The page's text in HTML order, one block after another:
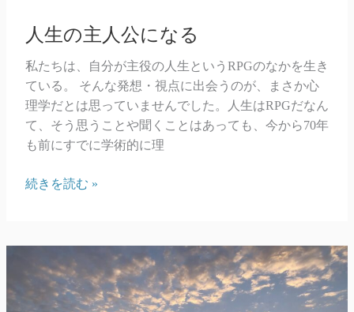
人生の主人公になる
私たちは、自分が主役の人生というRPGのなかを生き
ている。 そんな発想・視点に出会うのが、まさか心
理学だとは思っていませんでした。人生はRPGだなん
て、そう思うことや聞くことはあっても、今から70年
も前にすでに学術的に理
人
続きを読む »